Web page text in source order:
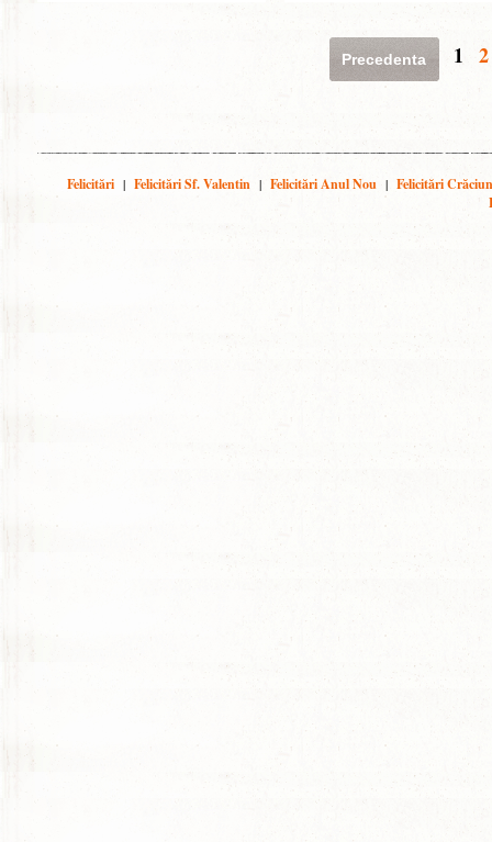
Precedenta 1 2
Felicitări | Felicitări Sf. Valentin | Felicitări Anul Nou | Felicitări